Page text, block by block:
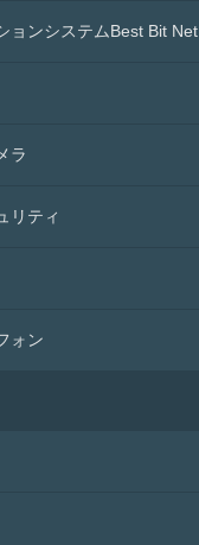
ョンシステムBest Bit Net
ラ
リティ
ォン